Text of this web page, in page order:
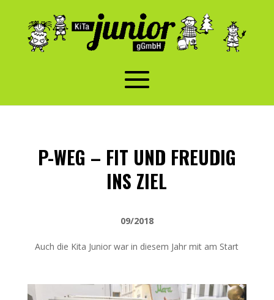
P-WEG – FIT UND FREUDIG
INS ZIEL
09/2018
Auch die Kita Junior war in diesem Jahr mit am Start